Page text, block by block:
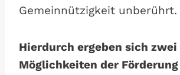
Gemeinnützigkeit unberührt.
Hierdurch ergeben sich
Möglichkeiten der